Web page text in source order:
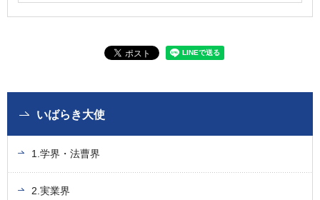
いばらき大使
1.学界・法曹界
2.実業界